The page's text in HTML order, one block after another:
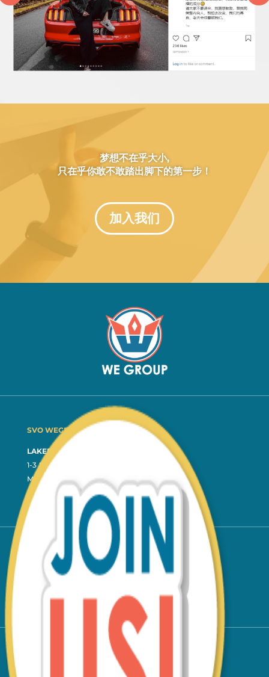
梦想不在乎大小,
只在乎你敢不敢踏出脚下的第一步！
加入我们
SVO WEGROUP BHD (1416823-T)
LAKEFIELD 5 BRANCH
1-3 & 1-4, Jalan Tasik Utama 6,
Medan Niaga Tasik Damai,
57000 Kuala Lumpur.
LAKEFIELD 8 BRANCH
No. 75-02, Jalan Tasik Utama 6,
Medan Niaga Tasik Damai,
Sungai Besi Lakefield, 57000 KL.
No. 22, Jalan Usahawan 2,